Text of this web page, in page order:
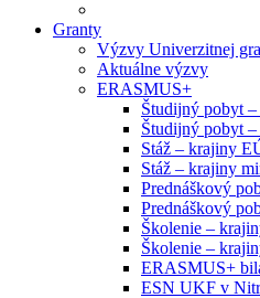
Granty
Výzvy Univerzitnej
Aktuálne výzvy
ERASMUS+
Študijný pobyt
Študijný pobyt
Stáž – krajiny
Stáž – krajiny
Prednáškový
Prednáškový
Školenie –
Školenie –
ERASMUS+
ESN UKF v